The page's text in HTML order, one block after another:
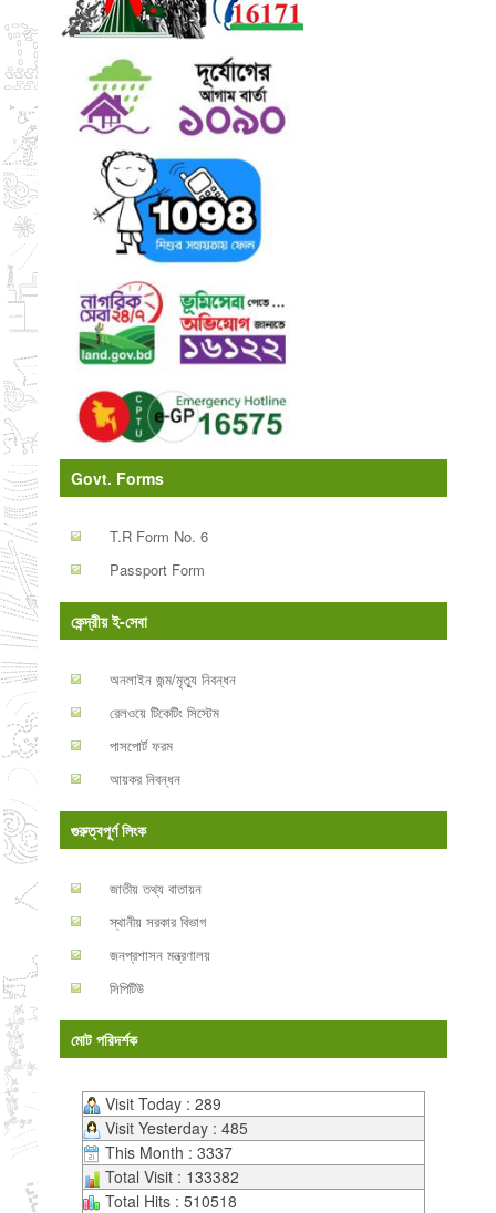
Govt. Forms
T.R Form No. 6
Passport Form
কেন্দ্রীয় ই-সেবা
অনলাইন জন্ম/মৃত্যু নিবন্ধন
রেলওয়ে টিকেটিং সিস্টেম
পাসপোর্ট ফরম
আয়কর নিবন্ধন
গুরুত্বপূর্ণ লিংক
জাতীয় তথ্য বাতায়ন
স্থানীয় সরকার বিভাগ
জনপ্রশাসন মন্ত্রণালয়
সিপিটিউ
মোট পরিদর্শক
Visit Today : 289
Visit Yesterday : 485
This Month : 3337
Total Visit : 133382
Total Hits : 510518